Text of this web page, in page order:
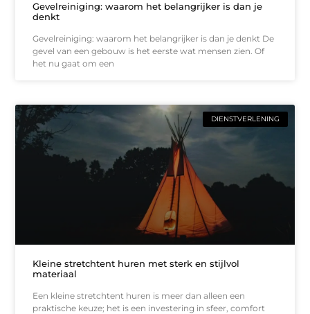
Gevelreiniging: waarom het belangrijker is dan je
denkt
Gevelreiniging: waarom het belangrijker is dan je denkt De
gevel van een gebouw is het eerste wat mensen zien. Of
het nu gaat om een
DIENSTVERLENING
Kleine stretchtent huren met sterk en stijlvol
materiaal
Een kleine stretchtent huren is meer dan alleen een
praktische keuze; het is een investering in sfeer, comfort